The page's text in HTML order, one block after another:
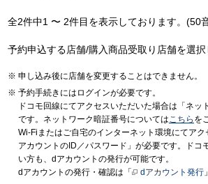
全2件中1 〜 2件目を表示しております。(50
予約申込する店舗/購入商品受取り店舗を選択
申し込み後に店舗を変更することはできません。
予約手続きにはログインが必要です。
ドコモ回線にてアクセスいただいた場合は「ネッ
です。ネットワーク暗証番号についてはこちら を
Wi-Fiまたはご自宅のインターネット環境にてア
アカウントのID／パスワード」が必要です。ドコ
い方も、dアカウントの発行が可能です。
dアカウントの発行・確認は「
dアカウント発行